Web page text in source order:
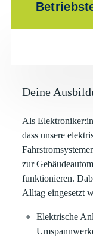
Deine
Als
dass unsere
zur
funktionieren.
Alltag eingesetzt
Elektrische